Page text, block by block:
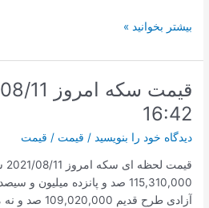
سکه
115,290,000
18:32
بیشتر بخوانید »
16:42
دیدگاه‌ خود را بنویسید / قیمت / قیمت
115,310,000 صد و پانزده میلیون
آزادی طرح